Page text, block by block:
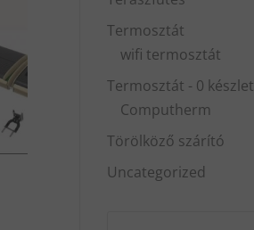
Termosztát
wifi termosztát
Termosztát - 0 készlet
Computherm
Törölköző szárító
Uncategorized